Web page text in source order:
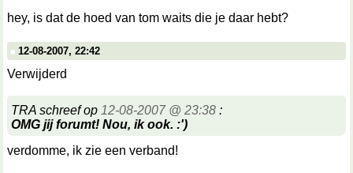
hey, is dat de hoed van tom waits die je daar hebt?
12-08-2007, 22:42
Verwijderd
TRA schreef op 12-08-2007 @ 23:38 :
OMG jij forumt! Nou, ik ook. :')
verdomme, ik zie een verband!